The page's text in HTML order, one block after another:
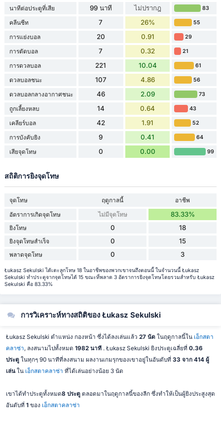
นาทีต่อประตูที่เสีย 99 นาที ไม่ปรากฎ 83
คลีนชีท 7 26% 55
การแย่งบอล 20 0.91 29
การตัดบอล 7 0.32 21
การดวลบอล 221 10.04 61
ดวลบอลชนะ 107 4.86 56
ดวลบอลกลางอากาศชนะ 46 2.09 73
ถูกเลี้ยงหลบ 14 0.64 43
เคลียร์บอล 42 1.91 52
การบังคับยิง 9 0.41 64
เสียจุดโทษ 0 0.00 99
สถิติการยิงจุดโทษ
จุดโทษ ฤดูกาลนี้
อาชีพ
อัตราการเกิดจุดโทษ
ไม่มีจุดโทษ 83.33%
ยิงโทษ 0 18
ยิงจุดโทษสำเร็จ 0 15
พลาดจุดโทษ 0 3
Łukasz Sekulski ได้เตะลูกโทษ 18 ในอาชีพของพวกเขาจนถึงตอนนี้ ในจำนวนนี้ Łukasz
Sekulski ทำประตูจากจุดโทษได้ 15 ขณะที่พลาด 3 อัตราการยิงจุดโทษโดยรวมสำหรับ Łukasz
Sekulski คือ 83.33%
การวิเคราะห์ทางสถิติของ Łukasz Sekulski
Łukasz Sekulski ตำแหน่ง กองหน้า ซึ่งได้ลงเล่นแล้ว 27 นัดในฤดูกาลนี้ใน เอ็กสตา
คลาซ่า, ลงสนามไปทั้งหมด 1982 นาที . Łukasz Sekulski ยิงประตูเฉลี่ยที่ 0.36
ประตู ในทุกๆ 90 นาทีที่ลงสนาม ผลงานเกมรุกของเขาอยู่ในอันดับที่ 33 จาก 414 ผู้
เล่นใน เอ็กสตาคลาซ่า ที่ได้เล่นอย่างน้อย 3 นัด
เขาได้ทำประตูทั้งหมด8 ประตู ตลอดมาในฤดูกาลนี้ของลีก ซึ่งทำให้เป็นผู้ยิงประสูงสุด
อันดับที่ 1ของ เอ็กสตาคลาซ่า